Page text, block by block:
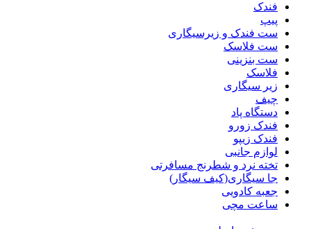
فندک
پیپ
ست فندک و زیرسیگاری
ست فلاسک
ست بنزینی
فلاسک
زیر سیگاری
چیف
دستگاه پاد
فندک زورو
فندک زیپو
لوازم جانبی
تخته نرد و شطرنج مسافرتی
جا سیگاری(کیف سیگار)
جعبه کادویی
ساعت مچی